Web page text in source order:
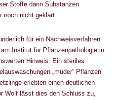
Stoffe dann Substanzen
noch nicht geklärt.
für ein Nachweisverfahren
Institut für Pflanzenpathologie in
Hinweis. Ein steriles
„müder“ Pflanzen
erlebten einen deutlichen
Wolf lässt dies den Schluss zu,